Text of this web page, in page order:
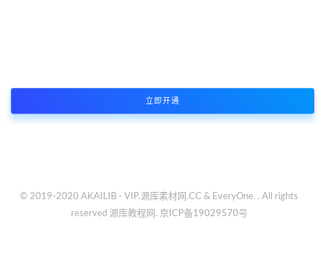
立即开通
© 2019-2020 AKAILIB - VIP.源库素材网.CC & EveryOne. . All rights
reserved 源库教程网. 京ICP备19029570号